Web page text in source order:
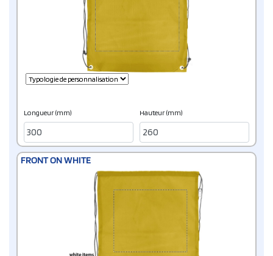
Longueur (mm) Hauteur (mm)
FRONT ON WHITE